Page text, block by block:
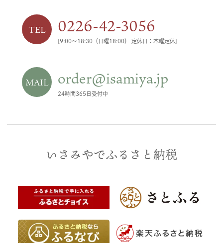
TEL 0226-42-3056
[9:00〜18:30（日曜18:00） 定休日：木曜定休]
MAIL order@isamiya.jp
24時間365日受付中
いさみやでふるさと納税